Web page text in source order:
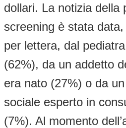
dollari. La notizia della
screening è stata
per lettera, dal
(62%), da un addetto
era nato (27%) o da
sociale esperto in
(7%). Al momento